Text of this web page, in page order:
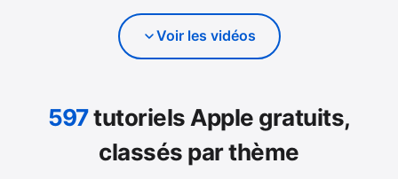
Voir les vidéos
597tutoriels Apple gratuits,
classés par thème